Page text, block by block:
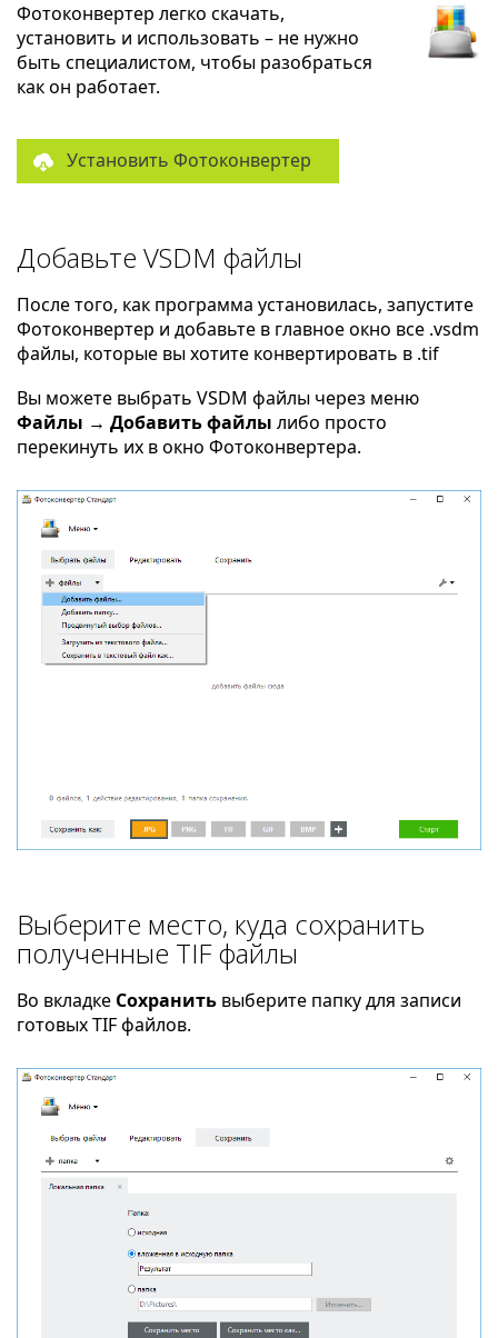
Фотоконвертер легко скачать,
установить и использовать – не нужно
быть специалистом, чтобы разобраться
как он работает.
Установить Фотоконвертер
Добавьте VSDM файлы
После того, как программа установилась, запустите
Фотоконвертер и добавьте в главное окно все .vsdm
файлы, которые вы хотите конвертировать в .tif
Вы можете выбрать VSDM файлы через меню
Файлы → Добавить файлы либо просто
перекинуть их в окно Фотоконвертера.
Выберите место, куда сохранить
полученные TIF файлы
Во вкладке Сохранить выберите папку для записи
готовых TIF файлов.